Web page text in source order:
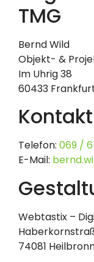
TMG
Bernd Wild
Objekt- &
Im Uhrig 38
60433
Kontakt
Telefon: 069 /
E-Mail:
Webtastix –
74081